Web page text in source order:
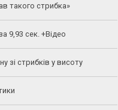
такого стрибка»
9,93 сек. +Відео
зі стрибків у висоту